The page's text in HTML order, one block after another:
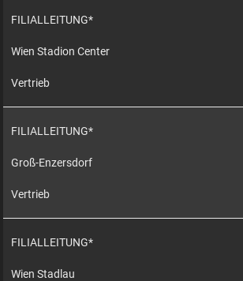
FILIALLEITUNG*
Wien Stadion Center
Vertrieb
FILIALLEITUNG*
Groß-Enzersdorf
Vertrieb
FILIALLEITUNG*
Wien Stadlau